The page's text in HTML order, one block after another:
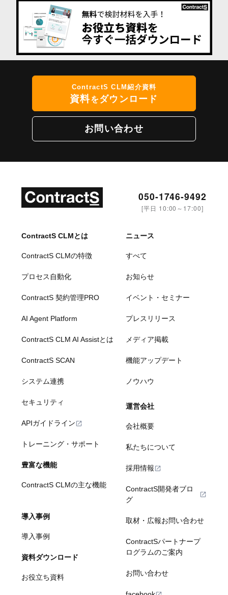
ContractS CLM紹介資料
資料をダウンロード
お問い合わせ
050-1746-9492
[平日 10:00～17:00]
ContractS CLMとは
ContractS CLMの特徴
プロセス自動化
ContractS 契約管理PRO
AI Agent Platform
ContractS CLM AI Assistとは
ContractS SCAN
システム連携
セキュリティ
APIガイドライン
トレーニング・サポート
豊富な機能
ContractS CLMの主な機能
導入事例
導入事例
資料ダウンロード
お役立ち資料
ニュース
すべて
お知らせ
イベント・セミナー
プレスリリース
メディア掲載
機能アップデート
ノウハウ
運営会社
会社概要
私たちについて
採用情報
ContractS開発者ブロ
グ
取材・広報お問い合わせ
ContractSパートナープ
ログラムのご案内
お問い合わせ